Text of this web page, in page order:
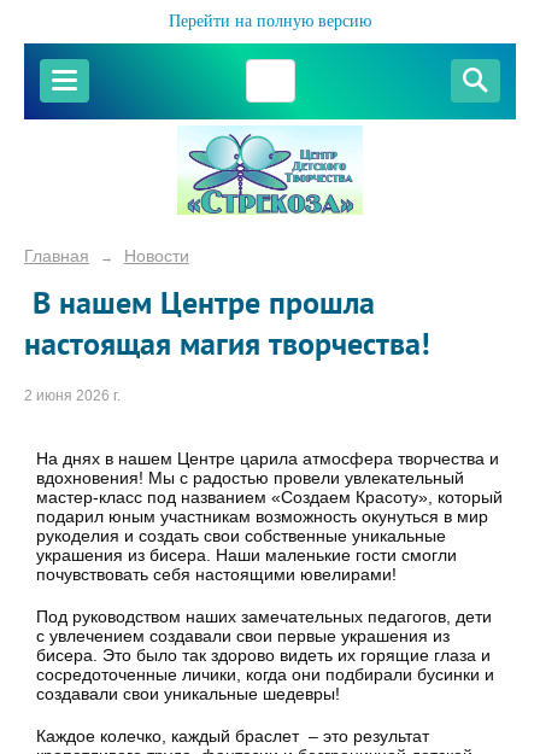
Перейти на полную версию
Главная → Новости
В нашем Центре прошла
настоящая магия творчества!
2 июня 2026 г.
На днях в нашем Центре царила атмосфера творчества и
вдохновения! Мы с радостью провели увлекательный
мастер-класс под названием «Создаем Красоту», который
подарил юным участникам возможность окунуться в мир
рукоделия и создать свои собственные уникальные
украшения из бисера. Наши маленькие гости смогли
почувствовать себя настоящими ювелирами!
Под руководством наших замечательных педагогов, дети
с увлечением создавали свои первые украшения из
бисера. Это было так здорово видеть их горящие глаза и
сосредоточенные личики, когда они подбирали бусинки и
создавали свои уникальные шедевры!
Каждое колечко, каждый браслет – это результат